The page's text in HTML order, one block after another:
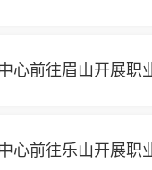
心前往眉山开展职
心前往乐山开展职